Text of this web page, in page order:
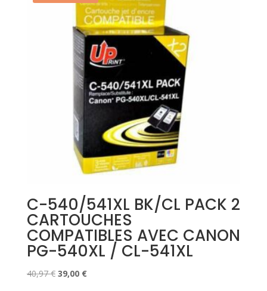
C-540/541XL BK/CL PACK 2
CARTOUCHES
COMPATIBLES AVEC CANON
PG-540XL / CL-541XL
40,97€ Le
39,00 €Le